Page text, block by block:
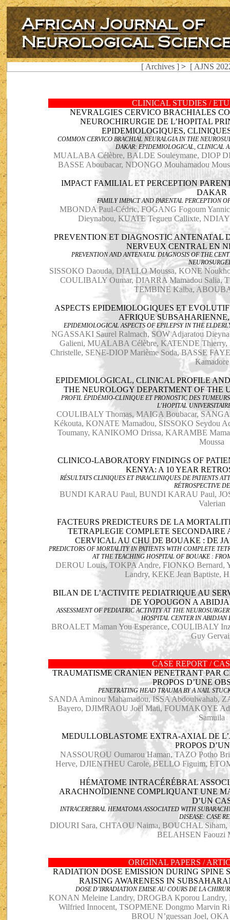
[ Archives ]> [ AJNS
CLINICAL STUDIES /
NEVRALGIES CERVICO BRACHIALES
NEUROCHIRURGIE DE L’HOPITAL
EPIDEMIOLOGIQUES,
COMMON CERVICO BRACHIAL NEURALGIA IN THE
DAKAR: EPIDEMIOLOGICAL, CLINICAL
MUALABA Célèbre, BALDE Souleymane, DIOP
BASSE Aboubacar, NDONGO Mouhamadou
IMPACT FAMILIAL ET PERCEPTION
DAKAR
FAMILY IMPACT AND PARENTAL PERCEPTION
MBONDA Paul-Cédric, FOGANG Fogoum
Dieynabou, KUATE Tegueu Callixte,
PREVENTION ET DIAGNOSTIC ANTENATAL
NERVEUX CENTRAL EN
PREVENTION AND ANTENATAL DIAGNOSIS OF THE
SISSOKO Daouda, DIALLO Moussa, KONE
COULIBALY Oumar, DIARRA Mamadou Salia,
TEMBINE Kalba,
ASPECTS EPIDEMIOLOGIQUES ET
AFRIQUE
EPIDEMIOLOGICAL ASPECTS OF EPILEPSY IN THE
NGASSAKI Saurel Ralmach, SOW Adjaratou
Galieni, MUALABA Célèbre, KATENDE
Christelle, SENE-DIOP Marième Soda, BASSE
Kamadore
EPIDEMIOLOGICAL, CLINICAL PROFILE
THE NEUROLOGY DEPARTMENT OF THE
PROFIL ÉPIDÉMIO-CLINIQUE ET PRONOSTIC DES
L'HOPITAL
COULIBALY Thomas, MAIGA Boubacar,
Kékouta, KONATE Mamadou, SISSOKO Seydou
Toumany, KANIKOMO Drissa, KARAMBE
Moussa
CLINICO-LABORATORY FINDINGS OF
KENYA: A 10 YEAR
RÉSULTATS CLINIQUES ET PARACLINIQUES DE PATIENTS
RÉTROSPECTIVE
BUNDI KARAU Paul, BUNDI KARAU Paul,
Valerian
FACTEURS PREDICTEURS DE LA
TETRAPLEGIE COMPLETE
CERVICAL AU CHU DE BOUAKE : DE
PREDICTORS OF MORTALITY IN PATIENTS WITH COMPLETE
AT THE TEACHING HOSPITAL OF BOUAKE :
DEROU Louis, TOKPA Andre, FIONKO Bernard,
Landry, KEKE Jean Baptiste,
BILAN DE L’ACTIVITE PEDIATRIQUE AU
DE YOPOUGON A
ASSESSMENT OF PEDIATRIC ACTIVITY AT THE
HOSPITAL CENTER IN ABIDJAN
BROALET Maman You Esperance, COULIBALY
Guy
CASE REPORT /
TRAUMATISME CRANIEN PENETRANT PAR
PROPOS D’UNE
PENETRATING HEAD TRAUMA BY A NAIL
SANDA Aminou Mahamadou, ISSA
Bayero, DJIMRAOU Joël Mati, FOUMAKOYE
Samuila
MEDULLOBLASTOME EXTRA-AXIAL DE
PROPOS
NASSOUROU Oumarou Haman, TAZO Potho
Herve, DJIENTHEU Carole, BELLO Figuim,
HÉMATOME INTRACÉRÉBRAL
ARACHNOÏDIENNE COMPLIQUANT UNE
D’UN
INTRACEREBRAL HEMATOMA ASSOCIATED WITH
DISEASE: CASE
DIOURI Sara, CHTAOU Naima, BOUCHAL
BELAHSEN Faouzi
ORIGINAL PAPERS /
RADIATION DOSE EMISSION DURING SPINE
RAISING AWARENESS IN
DOSE D’IRRADIATION EMISE AU COURS DE LA
KONAN Meleine Landry, DROGBA Kporou
Wilfried Innocent, TSOPMENE Dongmo Marvin
BROU N’guessan Joel,